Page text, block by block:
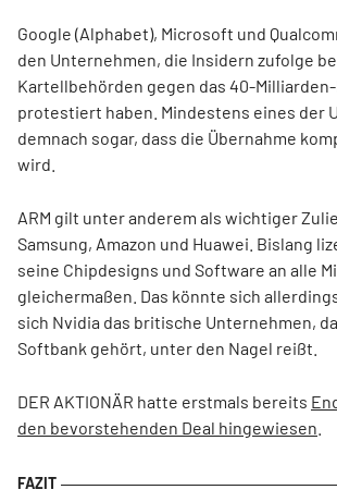
Google (Alphabet), Microsoft und
den Unternehmen, die Insidern zufolge
Kartellbehörden gegen das 40-
protestiert haben. Mindestens eines der
demnach sogar, dass die Übernahme
wird.
ARM gilt unter anderem als wichtiger
Samsung, Amazon und Huawei. Bislang
seine Chipdesigns und Software an alle
gleichermaßen. Das könnte sich
sich Nvidia das britische Unternehmen,
Softbank gehört, unter den Nagel reißt.
DER AKTIONÄR hatte erstmals bereits
den bevorstehenden Deal hingewiesen